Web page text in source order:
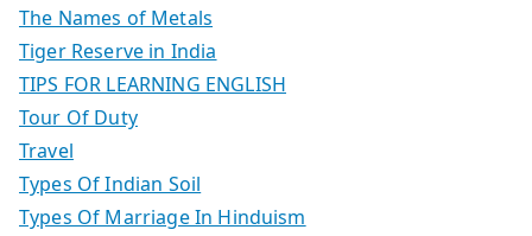
The Names of Metals
Tiger Reserve in India
TIPS FOR LEARNING ENGLISH
Tour Of Duty
Travel
Types Of Indian Soil
Types Of Marriage In Hinduism